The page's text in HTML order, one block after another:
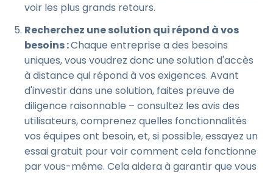
voir les plus grands retours.
Recherchez une solution qui répond à vos
besoins :Chaque entreprise a des besoins
uniques, vous voudrez donc une solution d'accès
à distance qui répond à vos exigences. Avant
d'investir dans une solution, faites preuve de
diligence raisonnable – consultez les avis des
utilisateurs, comprenez quelles fonctionnalités
vos équipes ont besoin, et, si possible, essayez un
essai gratuit pour voir comment cela fonctionne
par vous-même. Cela aidera à garantir que vous